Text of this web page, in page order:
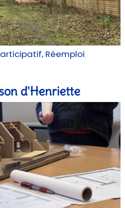
Réemploi
d'Henriette